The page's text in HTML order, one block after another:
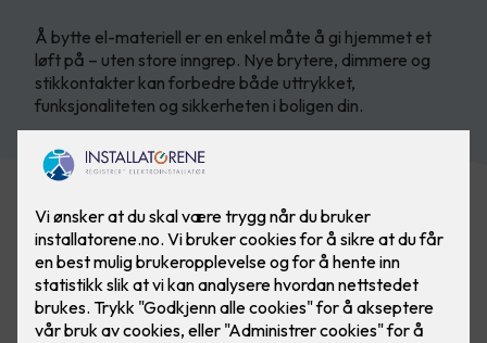
Å bytte el-materiell er en enkel måte å gi hjemmet et
løft på – uten store inngrep. Nye brytere, dimmere og
stikkontakter kan forbedre både uttrykket,
funksjonaliteten og sikkerheten i boligen din.